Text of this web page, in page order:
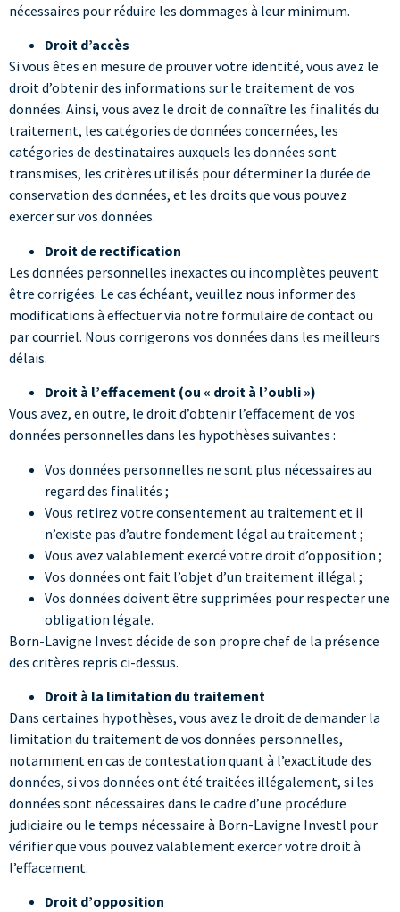
nécessaires pour réduire les dommages à leur minimum.
Droit d’accès
Si vous êtes en mesure de prouver votre identité, vous avez le
droit d’obtenir des informations sur le traitement de vos
données. Ainsi, vous avez le droit de connaître les finalités du
traitement, les catégories de données concernées, les
catégories de destinataires auxquels les données sont
transmises, les critères utilisés pour déterminer la durée de
conservation des données, et les droits que vous pouvez
exercer sur vos données.
Droit de rectification
Les données personnelles inexactes ou incomplètes peuvent
être corrigées. Le cas échéant, veuillez nous informer des
modifications à effectuer via notre formulaire de contact ou
par courriel. Nous corrigerons vos données dans les meilleurs
délais.
Droit à l’effacement (ou « droit à l’oubli »)
Vous avez, en outre, le droit d’obtenir l’effacement de vos
données personnelles dans les hypothèses suivantes :
Vos données personnelles ne sont plus nécessaires au
regard des finalités ;
Vous retirez votre consentement au traitement et il
n’existe pas d’autre fondement légal au traitement ;
Vous avez valablement exercé votre droit d’opposition ;
Vos données ont fait l’objet d’un traitement illégal ;
Vos données doivent être supprimées pour respecter une
obligation légale.
Born-Lavigne Invest décide de son propre chef de la présence
des critères repris ci-dessus.
Droit à la limitation du traitement
Dans certaines hypothèses, vous avez le droit de demander la
limitation du traitement de vos données personnelles,
notamment en cas de contestation quant à l’exactitude des
données, si vos données ont été traitées illégalement, si les
données sont nécessaires dans le cadre d’une procédure
judiciaire ou le temps nécessaire à Born-Lavigne Investl pour
vérifier que vous pouvez valablement exercer votre droit à
l’effacement.
Droit d’opposition